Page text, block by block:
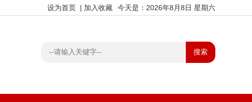
今天是：2026年8月8日 星期六
设为首页 | 加入收藏